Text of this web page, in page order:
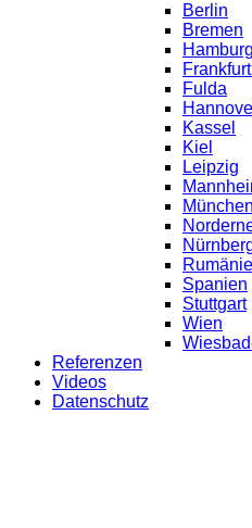
Berlin
Bremen
Hamburg
Fulda
Kassel
Kiel
Leipzig
München
Spanien
Stuttgart
Wien
Referenzen
Videos
Datenschutz